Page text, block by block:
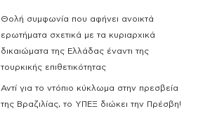
Θολή συμφωνία που αφήνει ανοικτά
ερωτήματα σχετικά με τα κυριαρχικά
δικαιώματα της Ελλάδας έναντι της
τουρκικής επιθετικότητας
Αντί για το ντόπιο κύκλωμα στην πρεσβεία
της Βραζιλίας, το ΥΠΕΞ διώκει την Πρέσβη!